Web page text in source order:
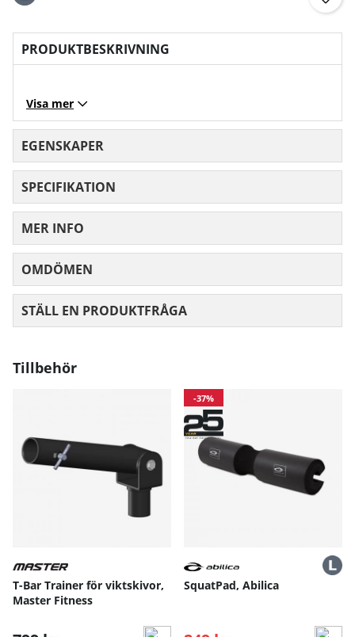
PRODUKTBESKRIVNING
Visa mer
EGENSKAPER
SPECIFIKATION
MER INFO
OMDÖMEN
STÄLL EN PRODUKTFRÅGA
Tillbehör
T-Bar Trainer för viktskivor,
Master Fitness
-37%
SquatPad, Abilica